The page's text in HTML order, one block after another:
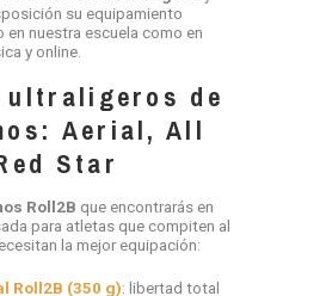
su equipamiento
nuestra escuela como en
y online.
ultraligeros de
Aerial, All
Star
Roll2B que encontrarás en
para atletas que compiten al
la mejor equipación:
Roll2B (350 g): libertad total